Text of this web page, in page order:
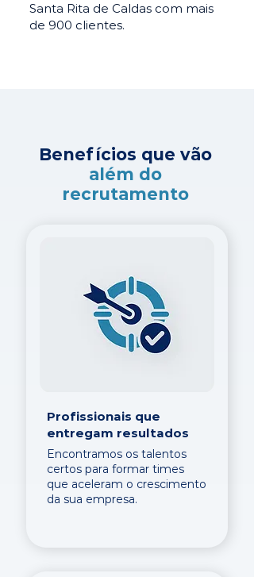
Santa Rita de Caldas com mais
de 900 clientes.
Benefícios que vão
além do
recrutamento
Profissionais que
entregam resultados
Encontramos os talentos
certos para formar times
que aceleram o crescimento
da sua empresa.